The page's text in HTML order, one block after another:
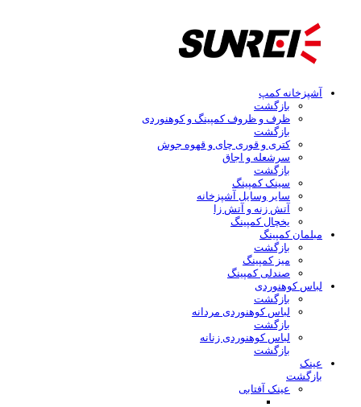
آشپزخانه کمپ
بازگشت
ظرف و ظروف کمپینگ و کوهنوردی
بازگشت
کتری و قوری چای و قهوه جوش
سرشعله و اجاق
بازگشت
سینک کمپینگ
سایر وسایل آشپزخانه
آتش زنه و آتش زا
یخچال کمپینگ
مبلمان کمپینگ
بازگشت
میز کمپینگ
صندلی کمپینگ
لباس کوهنوردی
بازگشت
لباس کوهنوردی مردانه
بازگشت
لباس کوهنوردی زنانه
بازگشت
عینک
بازگشت
عینک آفتابی